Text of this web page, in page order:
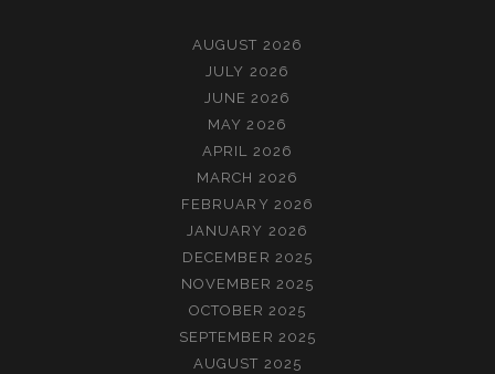
AUGUST 2026
JULY 2026
JUNE 2026
MAY 2026
APRIL 2026
MARCH 2026
FEBRUARY 2026
JANUARY 2026
DECEMBER 2025
NOVEMBER 2025
OCTOBER 2025
SEPTEMBER 2025
AUGUST 2025